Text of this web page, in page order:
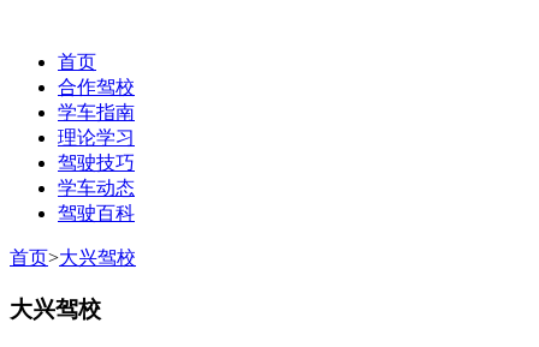
首页
合作驾校
学车指南
理论学习
驾驶技巧
学车动态
驾驶百科
首页>大兴驾校
大兴驾校